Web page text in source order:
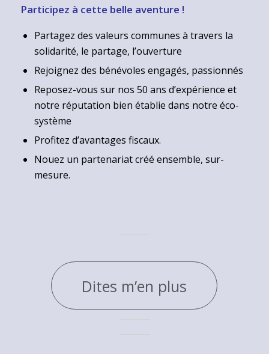
Participez à cette belle aventure !
Partagez des valeurs communes à travers la
solidarité, le partage, l’ouverture
Rejoignez des bénévoles engagés, passionnés
Reposez-vous sur nos 50 ans d’expérience et
notre réputation bien établie dans notre éco-
système
Profitez d’avantages fiscaux.
Nouez un partenariat créé ensemble, sur-
mesure.
Dites m’en plus